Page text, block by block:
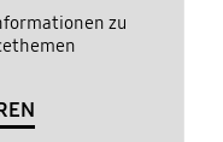
zu